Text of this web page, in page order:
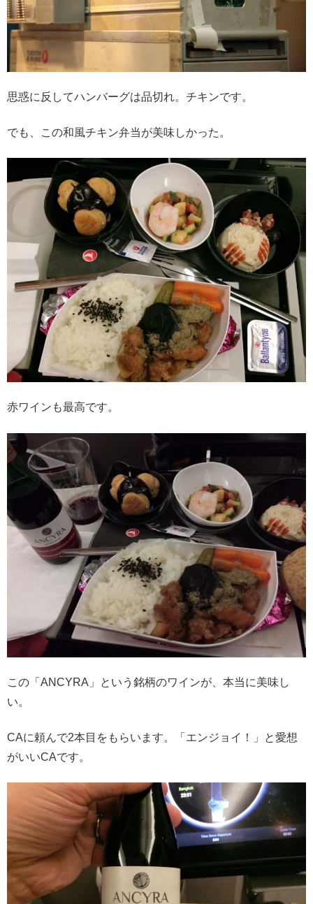
思惑に反してハンバーグは品切れ。チキンです。
でも、この和風チキン弁当が美味しかった。
赤ワインも最高です。
この「ANCYRA」という銘柄のワインが、本当に美味し
い。
CAに頼んで2本目をもらいます。「エンジョイ！」と愛想
がいいCAです。